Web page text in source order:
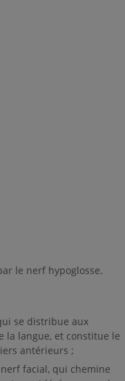
le nerf hypoglosse.
se distribue aux
la langue, et constitue le
antérieurs ;
facial, qui chemine